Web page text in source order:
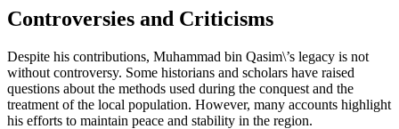
Controversies and Criticisms
Despite his contributions, Muhammad bin Qasim\’s legacy is not
without controversy. Some historians and scholars have raised
questions about the methods used during the conquest and the
treatment of the local population. However, many accounts highlight
his efforts to maintain peace and stability in the region.